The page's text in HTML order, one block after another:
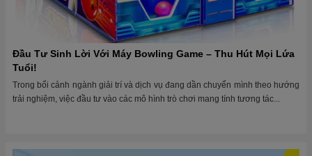
Đầu Tư Sinh Lời Với Máy Bowling Game – Thu Hút Mọi Lứa
Tuổi!
Trong bối cảnh ngành giải trí và dịch vụ đang dần chuyển mình theo hướng
trải nghiệm, việc đầu tư vào các mô hình trò chơi mang tính tương tác...